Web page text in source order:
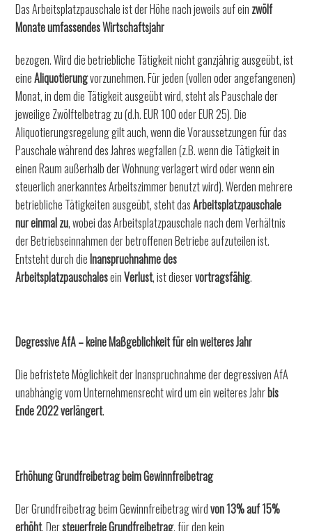
Das Arbeitsplatzpauschale ist der Höhe nach jeweils auf ein zwölf
Monate umfassendes Wirtschaftsjahr
bezogen. Wird die betriebliche Tätigkeit nicht ganzjährig ausgeübt, ist
eineAliquotierungvorzunehmen. Für jeden (vollen oder angefangenen)
Monat, in dem die Tätigkeit ausgeübt wird, steht als Pauschale der
jeweilige Zwölftelbetrag zu (d.h. EUR 100 oder EUR 25). Die
Aliquotierungsregelung gilt auch, wenn die Voraussetzungen für das
Pauschale während des Jahres wegfallen (z.B. wenn die Tätigkeit in
einen Raum außerhalb der Wohnung verlagert wird oder wenn ein
steuerlich anerkanntes Arbeitszimmer benutzt wird). Werden mehrere
betriebliche Tätigkeiten ausgeübt, steht dasArbeitsplatzpauschale
nur einmal zu, wobei das Arbeitsplatzpauschale nach dem Verhältnis
der Betriebseinnahmen der betroffenen Betriebe aufzuteilen ist.
Entsteht durch dieInanspruchnahme des
ArbeitsplatzpauschaleseinVerlust, ist dieservortragsfähig.
Degressive AfA – keine Maßgeblichkeit für ein weiteres Jahr
Die befristete Möglichkeit der Inanspruchnahme der degressiven AfA
unabhängig vom Unternehmensrecht wird um ein weiteres Jahrbis
Ende 2022 verlängert.
Erhöhung Grundfreibetrag beim Gewinnfreibetrag
Der Grundfreibetrag beim Gewinnfreibetrag wirdvon 13% auf 15%
erhöht. Dersteuerfreie Grundfreibetrag, für den kein